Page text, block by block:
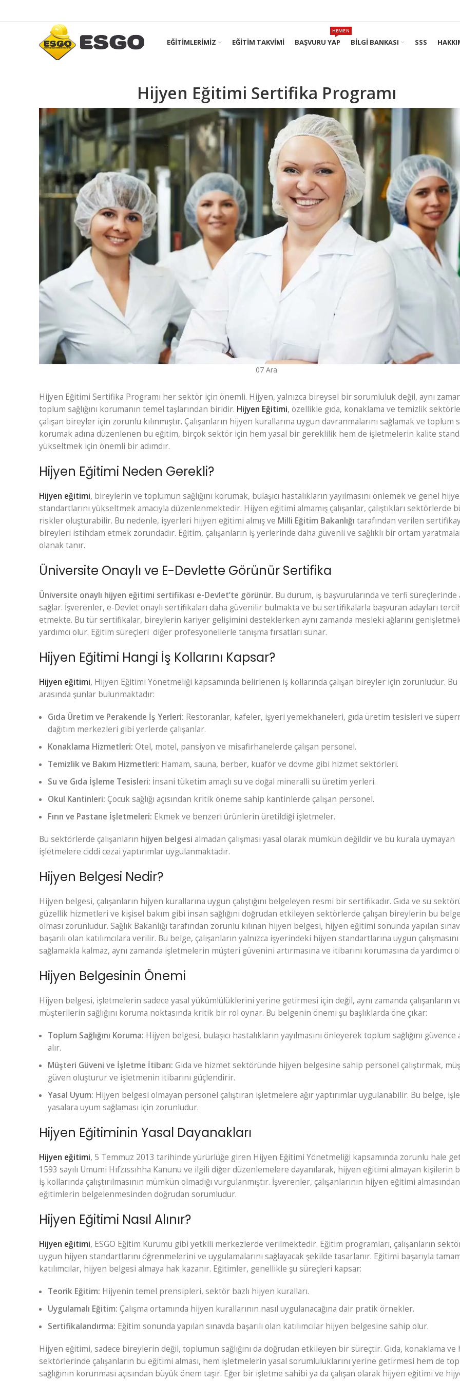
EĞITIMLERIMIZ EĞITIM TAKVIMI BAŞVURU YAP
HEMEN
BILGI BANKASI SSS
Hijyen Eğitimi Sertifika Programı
07Ara
Hijyen Eğitimi Sertifika Programı her sektör için önemli. Hijyen, yalnızca bireysel bir sorumluluk değil, aynı
toplum sağlığını korumanın temel taşlarından biridir. Hijyen Eğitimi, özellikle gıda, konaklama ve temizlik
çalışan bireyler için zorunlu kılınmıştır. Çalışanların hijyen kurallarına uygun davranmalarını sağlamak ve toplum
korumak adına düzenlenen bu eğitim, birçok sektör için hem yasal bir gereklilik hem de işletmelerin kalite
yükseltmek için önemli bir adımdır.
Hijyen Eğitimi Neden Gerekli?
Hijyen eğitimi, bireylerin ve toplumun sağlığını korumak, bulaşıcı hastalıkların yayılmasını önlemek ve genel
standartlarını yükseltmek amacıyla düzenlenmektedir. Hijyen eğitimi almamış çalışanlar, çalıştıkları sektörlerde
riskler oluşturabilir. Bu nedenle, işyerleri hijyen eğitimi almış ve Milli Eğitim Bakanlığı tarafından verilen
bireyleri istihdam etmek zorundadır. Eğitim, çalışanların iş yerlerinde daha güvenli ve sağlıklı bir ortam
olanak tanır.
Üniversite Onaylı ve E-Devlette Görünür Sertifika
Üniversite onaylı hijyen eğitimi sertifikası e-Devlet’te görünür. Bu durum, iş başvurularında ve terfi süreçlerinde
sağlar. İşverenler, e-Devlet onaylı sertifikaları daha güvenilir bulmakta ve bu sertifikalarla başvuran adayları
etmekte. Bu tür sertifikalar, bireylerin kariyer gelişimini desteklerken aynı zamanda mesleki ağlarını
yardımcı olur. Eğitim süreçleri diğer profesyonellerle tanışma fırsatları sunar.
Hijyen Eğitimi Hangi İş Kollarını Kapsar?
Hijyen eğitimi, Hijyen Eğitimi Yönetmeliği kapsamında belirlenen iş kollarında çalışan bireyler için zorunludur. Bu
arasında şunlar bulunmaktadır:
Gıda Üretim ve Perakende İş Yerleri: Restoranlar, kafeler, işyeri yemekhaneleri, gıda üretim tesisleri ve
dağıtım merkezleri gibi yerlerde çalışanlar.
Konaklama Hizmetleri: Otel, motel, pansiyon ve misafirhanelerde çalışan personel.
Temizlik ve Bakım Hizmetleri: Hamam, sauna, berber, kuaför ve dövme gibi hizmet sektörleri.
Su ve Gıda İşleme Tesisleri: İnsani tüketim amaçlı su ve doğal mineralli su üretim yerleri.
Okul Kantinleri: Çocuk sağlığı açısından kritik öneme sahip kantinlerde çalışan personel.
Fırın ve Pastane İşletmeleri: Ekmek ve benzeri ürünlerin üretildiği işletmeler.
Bu sektörlerde çalışanların hijyen belgesi almadan çalışması yasal olarak mümkün değildir ve bu kurala uymayan
işletmelere ciddi cezai yaptırımlar uygulanmaktadır.
Hijyen Belgesi Nedir?
Hijyen belgesi, çalışanların hijyen kurallarına uygun çalıştığını belgeleyen resmi bir sertifikadır. Gıda ve su
güzellik hizmetleri ve kişisel bakım gibi insan sağlığını doğrudan etkileyen sektörlerde çalışan bireylerin bu
olması zorunludur. Sağlık Bakanlığı tarafından zorunlu kılınan hijyen belgesi, hijyen eğitimi sonunda yapılan
başarılı olan katılımcılara verilir. Bu belge, çalışanların yalnızca işyerindeki hijyen standartlarına uygun çalışmasını
sağlamakla kalmaz, aynı zamanda işletmelerin müşteri güvenini artırmasına ve itibarını korumasına da yardımcı
Hijyen Belgesinin Önemi
Hijyen belgesi, işletmelerin sadece yasal yükümlülüklerini yerine getirmesi için değil, aynı zamanda çalışanların
müşterilerin sağlığını koruma noktasında kritik bir rol oynar. Bu belgenin önemi şu başlıklarda öne çıkar:
Toplum Sağlığını Koruma: Hijyen belgesi, bulaşıcı hastalıkların yayılmasını önleyerek toplum sağlığını güvence
alır.
Müşteri Güveni ve İşletme İtibarı: Gıda ve hizmet sektöründe hijyen belgesine sahip personel çalıştırmak,
güven oluşturur ve işletmenin itibarını güçlendirir.
Yasal Uyum: Hijyen belgesi olmayan personel çalıştıran işletmelere ağır yaptırımlar uygulanabilir. Bu belge,
yasalara uyum sağlaması için zorunludur.
Hijyen Eğitiminin Yasal Dayanakları
Hijyen eğitimi, 5 Temmuz 2013 tarihinde yürürlüğe giren Hijyen Eğitimi Yönetmeliği kapsamında zorunlu hale
1593 sayılı Umumi Hıfzıssıhha Kanunu ve ilgili diğer düzenlemelere dayanılarak, hijyen eğitimi almayan kişilerin
iş kollarında çalıştırılmasının mümkün olmadığı vurgulanmıştır. İşverenler, çalışanlarının hijyen eğitimi
eğitimlerin belgelenmesinden doğrudan sorumludur.
Hijyen Eğitimi Nasıl Alınır?
Hijyen eğitimi, ESGO Eğitim Kurumu gibi yetkili merkezlerde verilmektedir. Eğitim programları, çalışanların
uygun hijyen standartlarını öğrenmelerini ve uygulamalarını sağlayacak şekilde tasarlanır. Eğitimi başarıyla
katılımcılar, hijyen belgesi almaya hak kazanır. Eğitimler, genellikle şu süreçleri kapsar:
Teorik Eğitim: Hijyenin temel prensipleri, sektör bazlı hijyen kuralları.
Uygulamalı Eğitim: Çalışma ortamında hijyen kurallarının nasıl uygulanacağına dair pratik örnekler.
Sertifikalandırma: Eğitim sonunda yapılan sınavda başarılı olan katılımcılar hijyen belgesine sahip olur.
Hijyen eğitimi, sadece bireylerin değil, toplumun sağlığını da doğrudan etkileyen bir süreçtir. Gıda, konaklama ve
sektörlerinde çalışanların bu eğitimi alması, hem işletmelerin yasal sorumluluklarını yerine getirmesi hem de
sağlığının korunması açısından büyük önem taşır. Eğer bir işletme sahibi ya da çalışan olarak hijyen eğitimi ve